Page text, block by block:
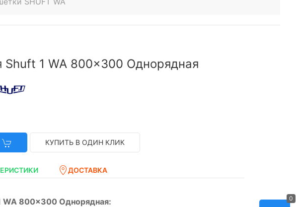
0
Shuft 1 WA 800x300 Однорядная
КУПИТЬ В ОДИН КЛИК
ДОСТАВКА
WA 800x300 Однорядная: